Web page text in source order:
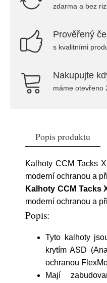
zdarma a bez
Prověřený
s kvalitními
Nakupujte
máme otevřeno
Popis produktu
Kalhoty CCM Tacks
moderní ochranou a
Kalhoty CCM Tacks
moderní ochranou a
Popis:
Tyto kalhoty
krytím ASD
ochranou
Mají